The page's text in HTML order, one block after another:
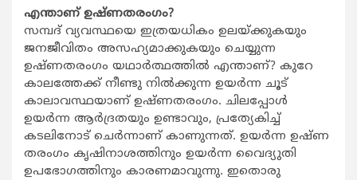
എന്താണ് ഉഷ്ണതരംഗം?
സമ്പദ് വ്യവസ്ഥയെ ഇത്രയധികം ഉലയ്ക്കുകയും
ജനജീവിതം അസഹ്യമാക്കുകയും ചെയ്യുന്ന
ഉഷ്ണതരംഗം യഥാര്‍ത്ഥത്തില്‍ എന്താണ്? കുറേ
കാലത്തേക്ക് നീണ്ടു നില്‍ക്കുന്ന ഉയര്‍ന്ന ചൂട്
കാലാവസ്ഥയാണ് ഉഷ്ണതരംഗം. ചിലപ്പോള്‍
ഉയര്‍ന്ന ആര്‍ദ്രതയും ഉണ്ടാവും, പ്രത്യേകിച്ച്
കടലിനോട് ചെര്‍ന്നാണ് കാണുന്നത്. ഉയര്‍ന്ന ഉഷ്ണ
തരംഗം കൃഷിനാശത്തിനും ഉയര്‍ന്ന വൈദ്യുതി
ഉപഭോഗത്തിനും കാരണമാവുന്നു. ഇതൊരു